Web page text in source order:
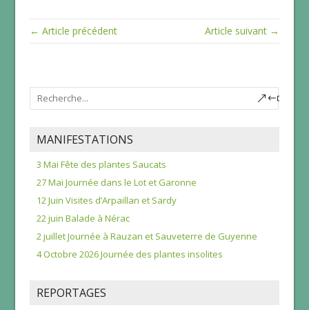
← Article précédent Article suivant →
MANIFESTATIONS
3 Mai Fête des plantes Saucats
27 Mai Journée dans le Lot et Garonne
12 Juin Visites d’Arpaillan et Sardy
22 juin Balade à Nérac
2 juillet Journée à Rauzan et Sauveterre de Guyenne
4 Octobre 2026 Journée des plantes insolites
REPORTAGES